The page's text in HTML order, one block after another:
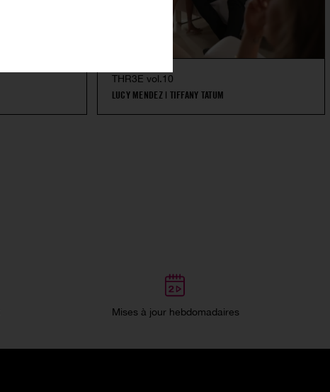
THR3E vol.10
LUCY MENDEZ| TIFFANY TATUM
Mises à jour hebdomadaires